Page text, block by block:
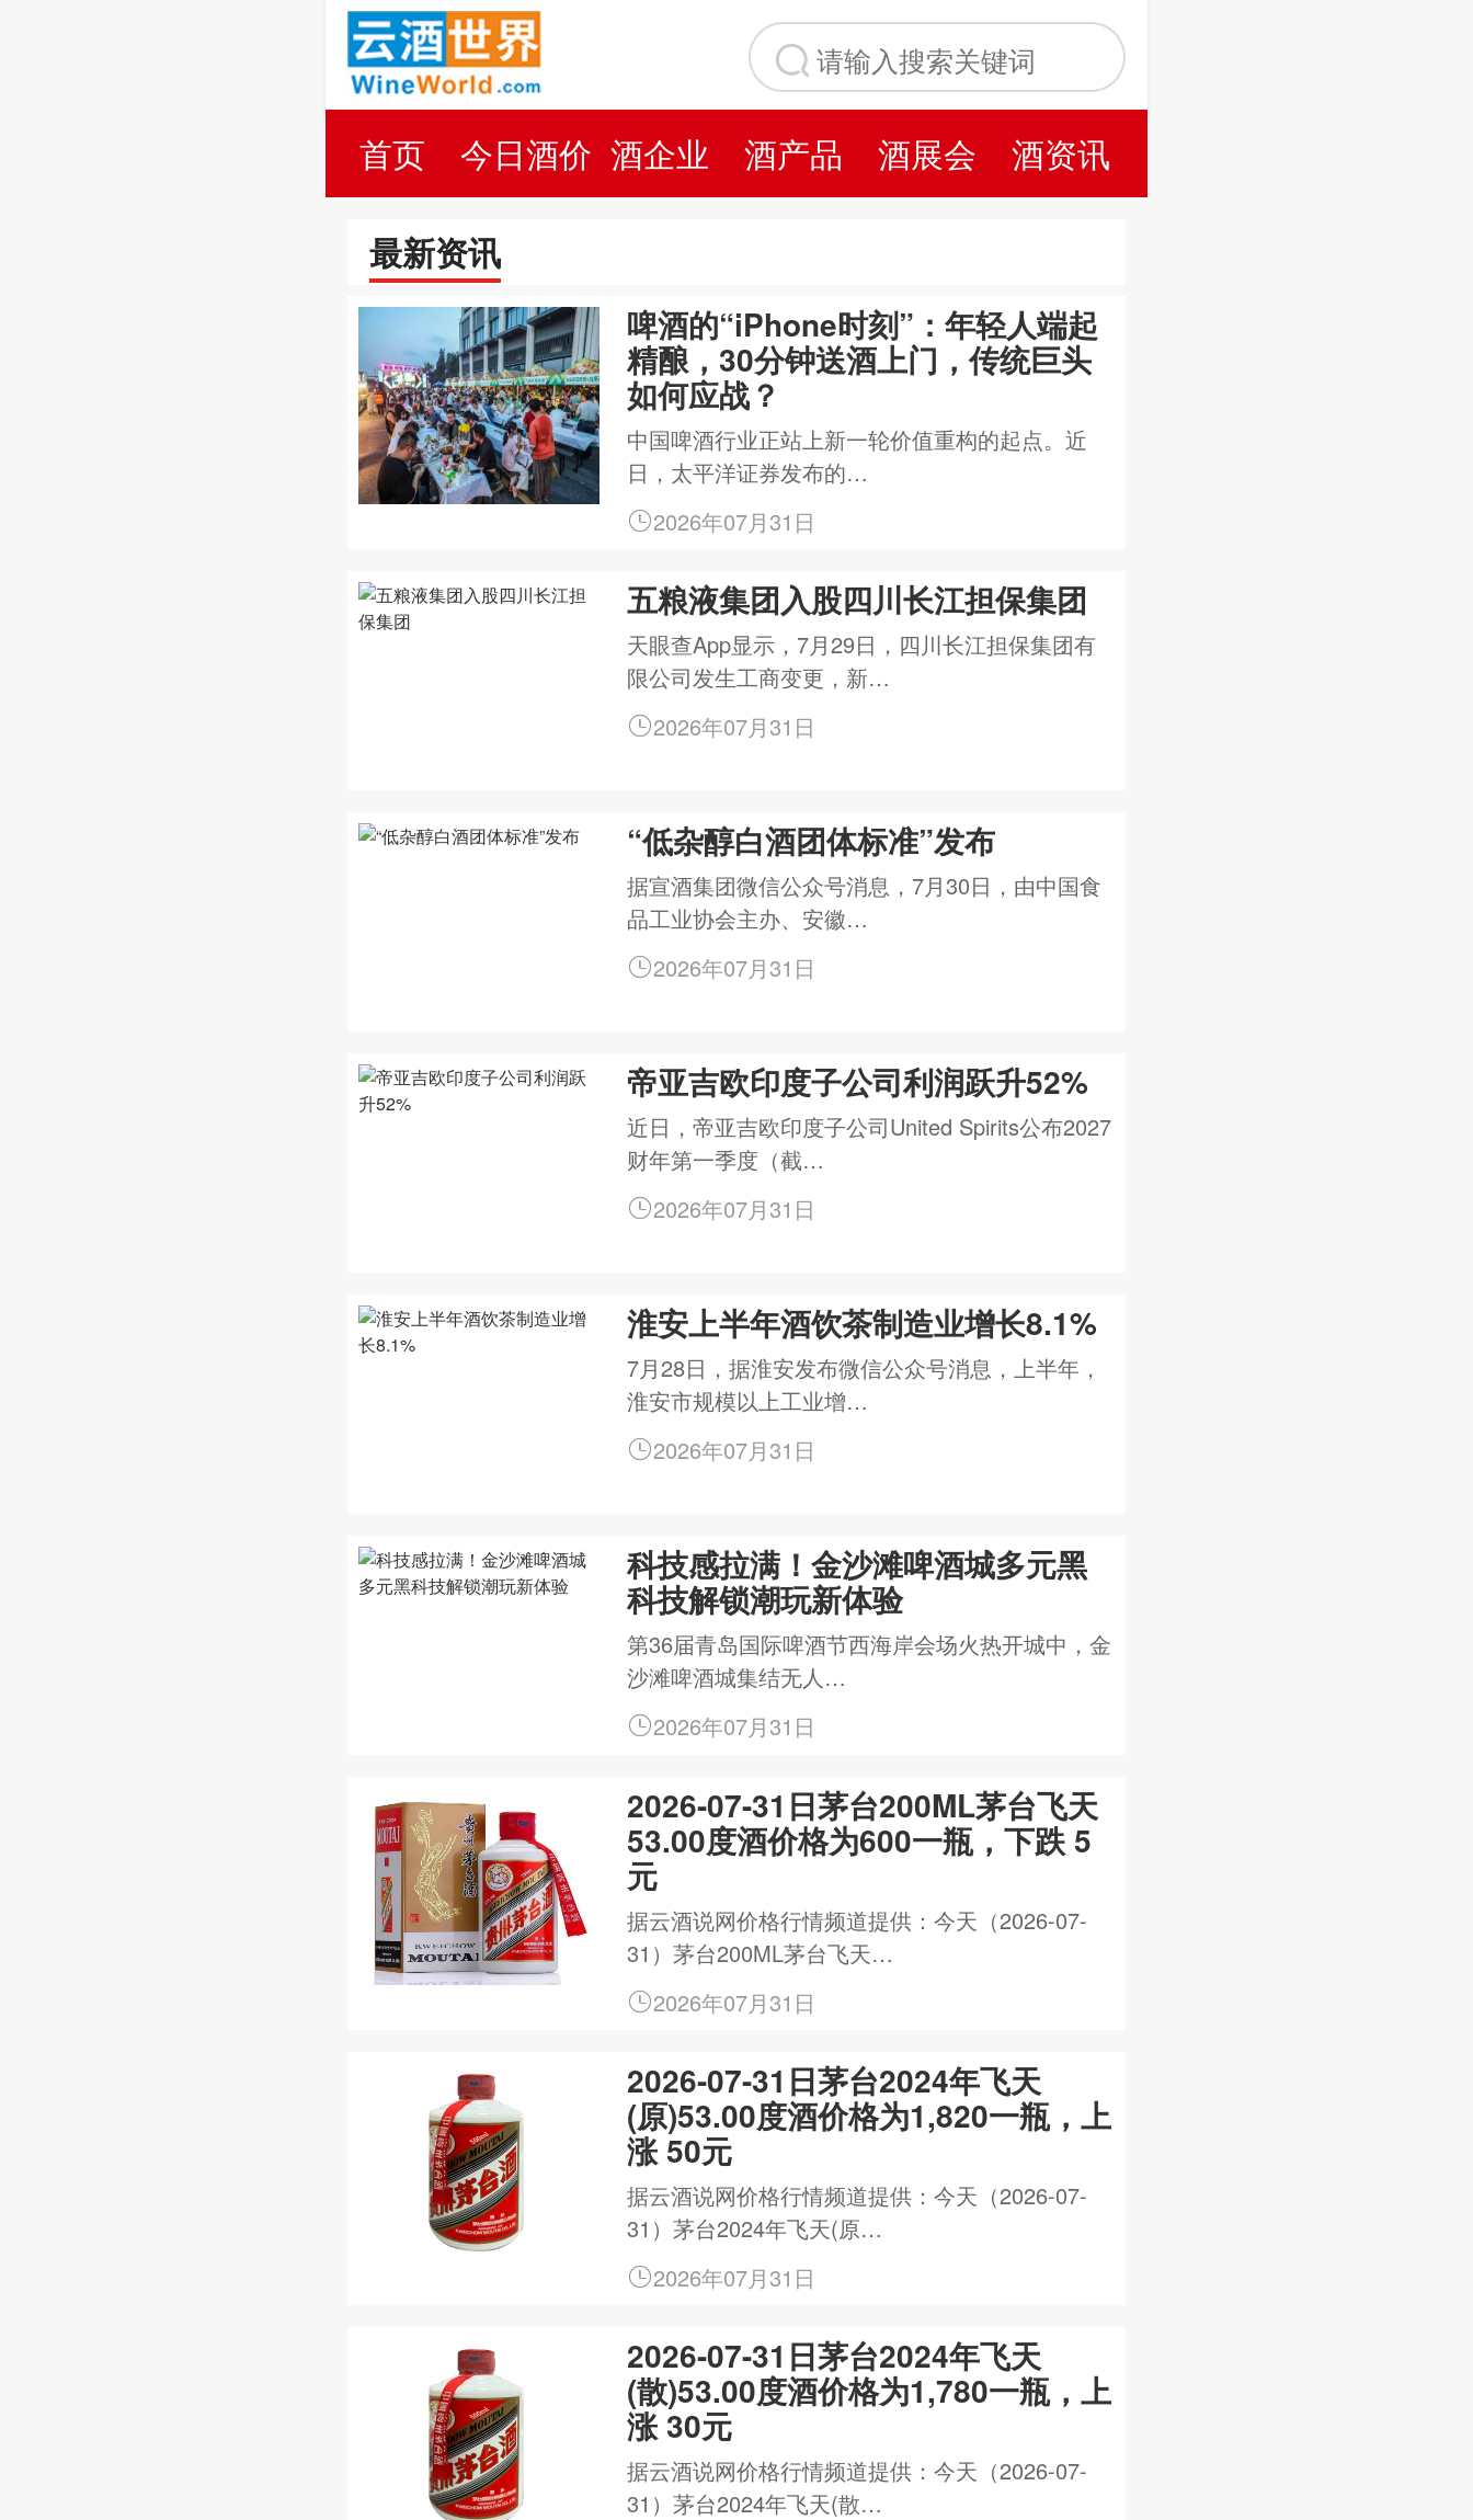
首页 今日酒价 酒企业 酒产品 酒展会
酒资讯
百科
最新资讯
啤酒的“iPhone时刻”：年轻人端起
精酿，30分钟送酒上门，传统巨头
如何应战？
中国啤酒行业正站上新一轮价值重构的起点。近
日，太平洋证券发布的…
2026年07月31日
五粮液集团入股四川长江担保集团
天眼查App显示，7月29日，四川长江担保集团有
限公司发生工商变更，新…
2026年07月31日
“低杂醇白酒团体标准”发布
据宣酒集团微信公众号消息，7月30日，由中国食
品工业协会主办、安徽…
2026年07月31日
帝亚吉欧印度子公司利润跃升52%
近日，帝亚吉欧印度子公司United Spirits公布2027
财年第一季度（截…
2026年07月31日
淮安上半年酒饮茶制造业增长8.1%
7月28日，据淮安发布微信公众号消息，上半年，
淮安市规模以上工业增…
2026年07月31日
科技感拉满！金沙滩啤酒城多元黑
科技解锁潮玩新体验
第36届青岛国际啤酒节西海岸会场火热开城中，金
沙滩啤酒城集结无人…
2026年07月31日
2026-07-31日茅台200ML茅台飞天
53.00度酒价格为600一瓶，下跌 5
元
据云酒说网价格行情频道提供：今天（2026-07-
31）茅台200ML茅台飞天…
2026年07月31日
2026-07-31日茅台2024年飞天
(原)53.00度酒价格为1,820一瓶，上
涨 50元
据云酒说网价格行情频道提供：今天（2026-07-
31）茅台2024年飞天(原…
2026年07月31日
2026-07-31日茅台2024年飞天
(散)53.00度酒价格为1,780一瓶，上
涨 30元
据云酒说网价格行情频道提供：今天（2026-07-
31）茅台2024年飞天(散…